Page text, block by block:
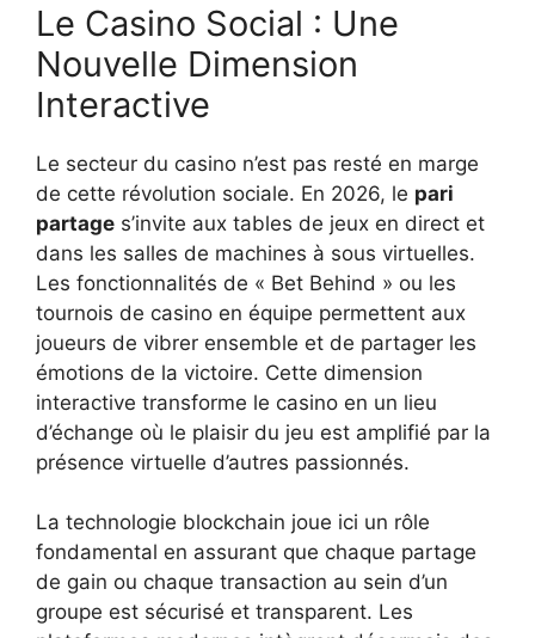
Le Casino Social : Une
Nouvelle Dimension
Interactive
Le secteur du casino n’est pas resté en marge
de cette révolution sociale. En 2026, le pari
partage s’invite aux tables de jeux en direct et
dans les salles de machines à sous virtuelles.
Les fonctionnalités de « Bet Behind » ou les
tournois de casino en équipe permettent aux
joueurs de vibrer ensemble et de partager les
émotions de la victoire. Cette dimension
interactive transforme le casino en un lieu
d’échange où le plaisir du jeu est amplifié par la
présence virtuelle d’autres passionnés.
La technologie blockchain joue ici un rôle
fondamental en assurant que chaque partage
de gain ou chaque transaction au sein d’un
groupe est sécurisé et transparent. Les